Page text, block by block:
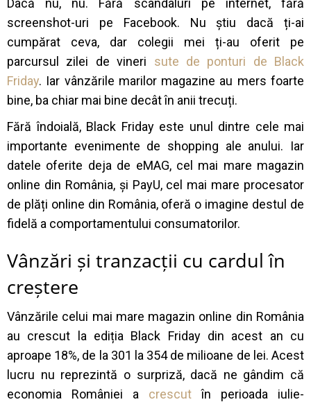
Dacă nu, nu. Fără scandaluri pe internet, fără
screenshot-uri pe Facebook. Nu știu dacă ți-ai
cumpărat ceva, dar colegii mei ți-au oferit pe
parcursul zilei de vineri sute de ponturi de Black
Friday. Iar vânzările marilor magazine au mers foarte
bine, ba chiar mai bine decât în anii trecuți.
Fără îndoială, Black Friday este unul dintre cele mai
importante evenimente de shopping ale anului. Iar
datele oferite deja de eMAG, cel mai mare magazin
online din România, și PayU, cel mai mare procesator
de plăți online din România, oferă o imagine destul de
fidelă a comportamentului consumatorilor.
Vânzări și tranzacții cu cardul în
creștere
Vânzările celui mai mare magazin online din România
au crescut la ediția Black Friday din acest an cu
aproape 18%, de la 301 la 354 de milioane de lei. Acest
lucru nu reprezintă o surpriză, dacă ne gândim că
economia României a crescut în perioada iulie-